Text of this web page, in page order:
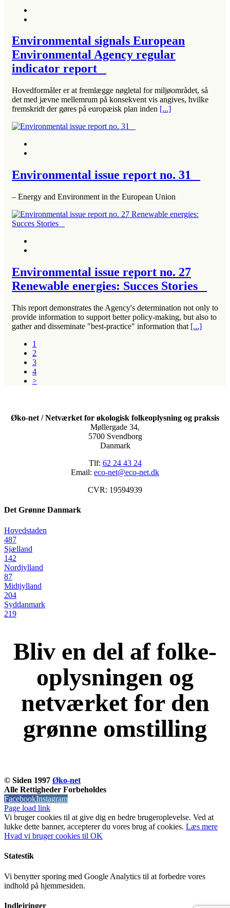
Environmental signals European
Environmental Agency regular
indicator report
Hovedformåler er at fremlægge nøgletal for miljøområdet, så
det med jævne mellemrum på konsekvent vis angives, hvilke
fremskridt der gøres på europæisk plan inden [...]
Environmental issue report no. 31
– Energy and Environment in the European Union
Environmental issue report no. 27
Renewable energies: Succes Stories
This report demonstrates the Agency's determination not only to
provide information to support better policy-making, but also to
gather and disseminate "best-practice" information that [...]
1
2
3
4
>
Øko-net / Netværket for økologisk folkeoplysning og praksis
Møllergade 34,
5700 Svendborg
Danmark
Tlf: 62 24 43 24
Email: eco-net@eco-net.dk
CVR: 19594939
Det Grønne Danmark
Hovedstaden
487
Sjælland
142
Nordjylland
87
Midtjylland
204
Syddanmark
219
Bliv en del af folke-
oplysningen og
netværket for den
grønne omstilling
© Siden 1997 Øko-net
Alle Rettigheder Forbeholdes
FacebookInstagram
Page load link
Vi bruger cookies til at give dig en bedre brugeroplevelse. Ved at
lukke dette banner, accepterer du vores brug af ​​cookies. Læs mere
Hvad vi bruger cookies til OK
Statestik
Vi benytter sporing med Google Analytics til at forbedre vores
indhold på hjemmesiden.
Indlejringer